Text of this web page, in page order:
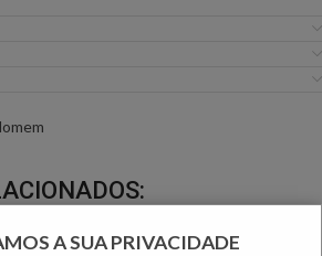
A SUA PRIVACIDADE